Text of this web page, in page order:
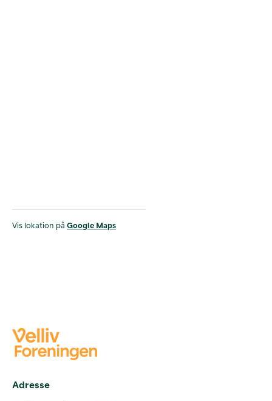
Vis lokation på Google Maps
Adresse